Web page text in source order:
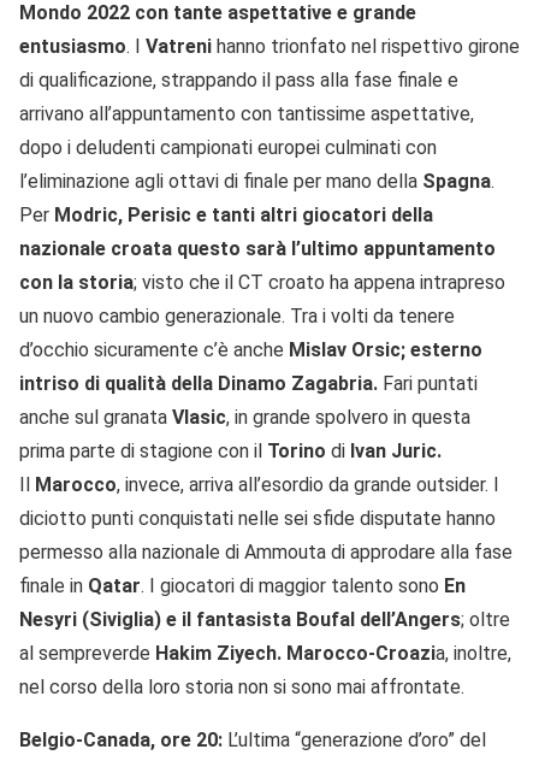
Mondo 2022 con tante aspettative e grande
entusiasmo. I Vatreni hanno trionfato nel rispettivo girone
di qualificazione, strappando il pass alla fase finale e
arrivano all’appuntamento con tantissime aspettative,
dopo i deludenti campionati europei culminati con
l’eliminazione agli ottavi di finale per mano della Spagna.
Per Modric, Perisic e tanti altri giocatori della
nazionale croata questo sarà l’ultimo appuntamento
con la storia; visto che il CT croato ha appena intrapreso
un nuovo cambio generazionale. Tra i volti da tenere
d’occhio sicuramente c’è anche Mislav Orsic; esterno
intriso di qualità della Dinamo Zagabria. Fari puntati
anche sul granata Vlasic, in grande spolvero in questa
prima parte di stagione con il Torino di Ivan Juric.
Marocco, invece, arriva all’esordio da grande outsider. I
diciotto punti conquistati nelle sei sfide disputate hanno
permesso alla nazionale di Ammouta di approdare alla fase
finale in Qatar. I giocatori di maggior talento sono En
Nesyri (Siviglia) e il fantasista Boufal dell’Angers; oltre
al sempreverde Hakim Ziyech. Marocco-Croazia, inoltre,
nel corso della loro storia non si sono mai affrontate.
Belgio-Canada, ore 20: L’ultima “generazione d’oro” del